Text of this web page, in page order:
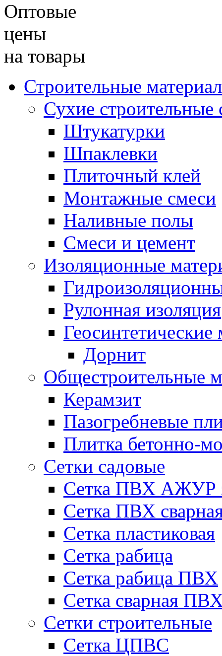
Оптовые
цены
на товары
Строительные
Сухие строительные
Штукатурки
Шпаклевки
Плиточный клей
Монтажные смеси
Наливные полы
Смеси и цемент
Изоляционные
Рулонная изоляция
Геосинтетические
Дорнит
Общестроительные
Керамзит
Пазогребневые
Плитка бетонно-
Сетки садовые
Сетка ПВХ АЖУР
Сетка ПВХ
Сетка пластиковая
Сетка рабица
Сетка рабица ПВХ
Сетка сварная
Сетки строительные
Сетка ЦПВС